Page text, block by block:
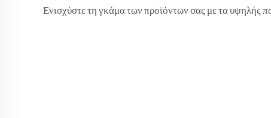
Ενισχύστε τη γκάμα των προϊόντων σας με τα υψηλής